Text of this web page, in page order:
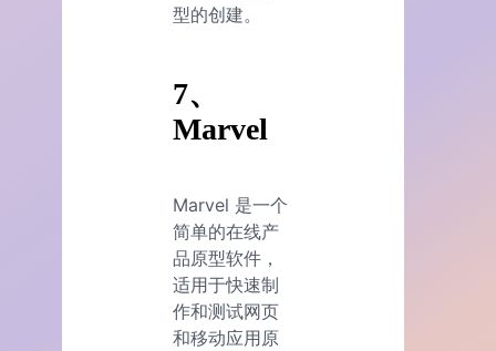
型的创建。
7、
Marvel
Marvel 是一个
简单的在线产
品原型软件，
适用于快速制
作和测试网页
和移动应用原